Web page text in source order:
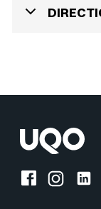
Facebook de